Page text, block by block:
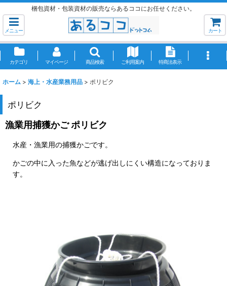
梱包資材・包装資材の販売ならあるココにお任せください。
メニュー カート
カテゴリ マイページ 商品検索 ご利用案内 特商法表示
ホーム > 海上・水産業務用品 > ポリビク
ポリビク
漁業用捕獲かご ポリビク
水産・漁業用の捕獲かごです。
かごの中に入った魚などが逃げ出しにくい構造になっておりま
す。